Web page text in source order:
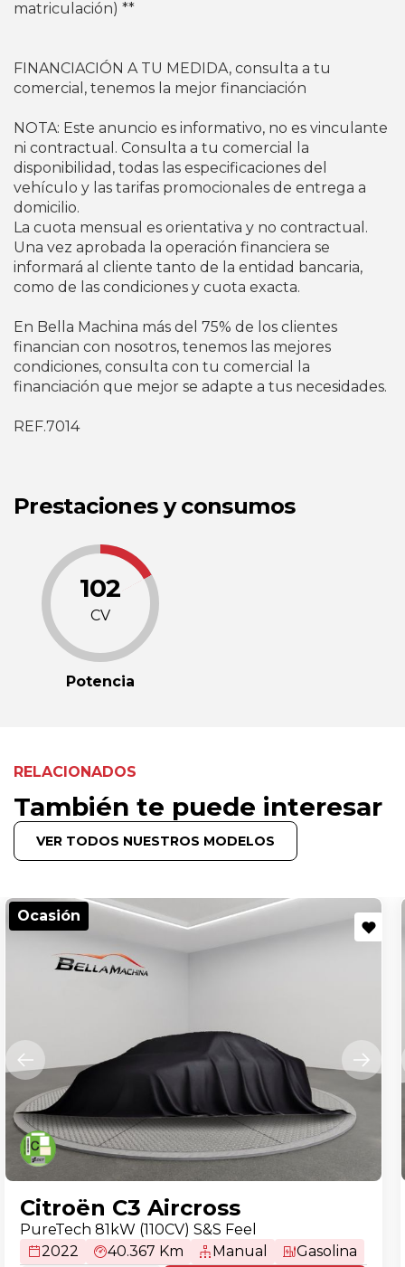
matriculación) **
FINANCIACIÓN A TU MEDIDA, consulta a tu
comercial, tenemos la mejor financiación
NOTA: Este anuncio es informativo, no es vinculante
ni contractual. Consulta a tu comercial la
disponibilidad, todas las especificaciones del
vehículo y las tarifas promocionales de entrega a
domicilio.
La cuota mensual es orientativa y no contractual.
Una vez aprobada la operación financiera se
informará al cliente tanto de la entidad bancaria,
como de las condiciones y cuota exacta.
En Bella Machina más del 75% de los clientes
financian con nosotros, tenemos las mejores
condiciones, consulta con tu comercial la
financiación que mejor se adapte a tus necesidades.
REF.7014
Prestaciones y consumos
102
CV
Potencia
RELACIONADOS
También te puede interesar
VER TODOS NUESTROS MODELOS
Ocasión
Citroën C3 Aircross
PureTech 81kW (110CV) S&S Feel
2022
40.367 Km Manual
Gasolina